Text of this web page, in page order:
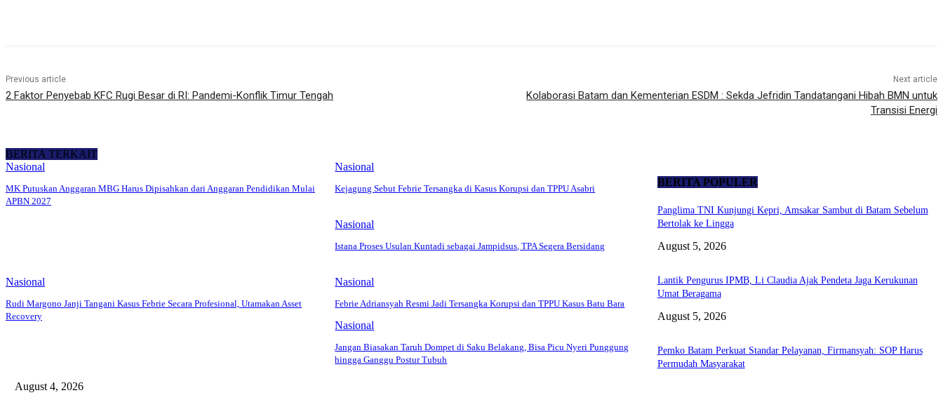
Previous article
2 Faktor Penyebab KFC Rugi Besar di RI: Pandemi-Konflik Timur Tengah
Next article
Kolaborasi Batam dan Kementerian ESDM : Sekda Jefridin Tandatangani Hibah BMN untuk
Transisi Energi
BERITA TERKAIT
Nasional
MK Putuskan Anggaran MBG Harus Dipisahkan dari Anggaran Pendidikan Mulai
APBN 2027
Nasional
Kejagung Sebut Febrie Tersangka di Kasus Korupsi dan TPPU Asabri
Nasional
Istana Proses Usulan Kuntadi sebagai Jampidsus, TPA Segera Bersidang
Nasional
Rudi Margono Janji Tangani Kasus Febrie Secara Profesional, Utamakan Asset
Recovery
Nasional
Febrie Adriansyah Resmi Jadi Tersangka Korupsi dan TPPU Kasus Batu Bara
Nasional
Jangan Biasakan Taruh Dompet di Saku Belakang, Bisa Picu Nyeri Punggung
hingga Ganggu Postur Tubuh
BERITA POPULER
Panglima TNI Kunjungi Kepri, Amsakar Sambut di Batam Sebelum
Bertolak ke Lingga
August 5, 2026
Lantik Pengurus IPMB, Li Claudia Ajak Pendeta Jaga Kerukunan
Umat Beragama
August 5, 2026
Pemko Batam Perkuat Standar Pelayanan, Firmansyah: SOP Harus
Permudah Masyarakat
August 4, 2026